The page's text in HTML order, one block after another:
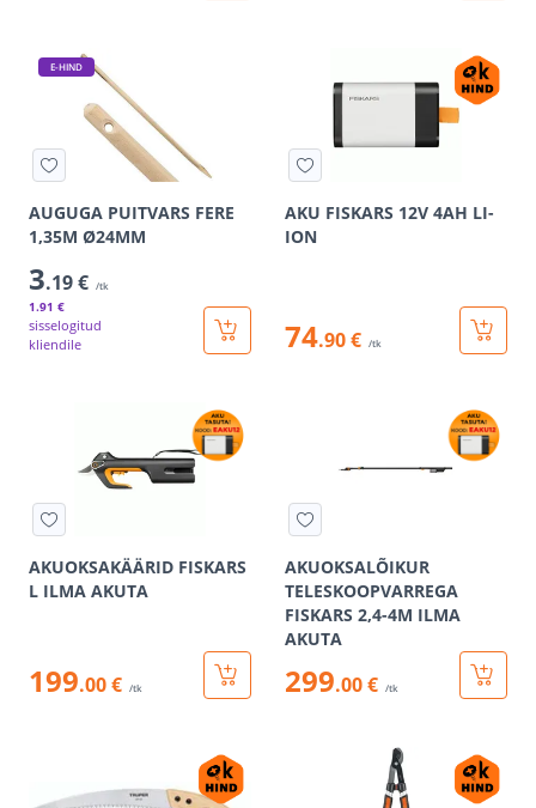
E-HIND
AUGUGA PUITVARS FERE
1,35M Ø24MM
3.19 € /tk
1.91 €
sisselogitud
kliendile
AKU FISKARS 12V 4AH LI-
ION
74.90 € /tk
AKUOKSAKÄÄRID FISKARS
L ILMA AKUTA
199.00 € /tk
AKUOKSALÕIKUR
TELESKOOPVARREGA
FISKARS 2,4-4M ILMA
AKUTA
299.00 € /tk